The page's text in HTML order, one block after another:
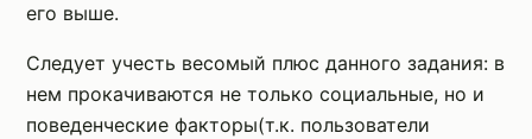
его выше.
Следует учесть весомый плюс данного задания: в
нем прокачиваются не только социальные, но и
поведенческие факторы(т.к. пользователи